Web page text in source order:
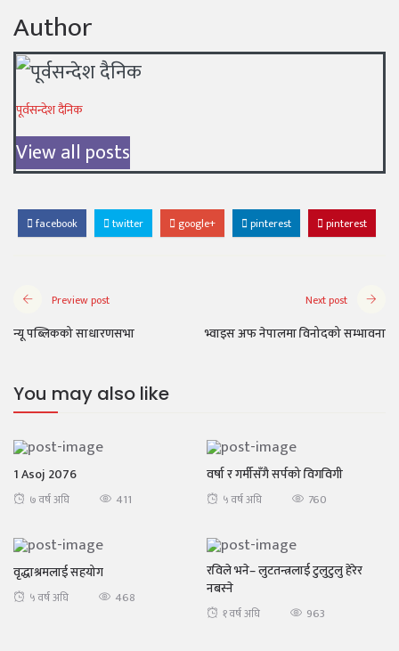
Author
पूर्वसन्देश दैनिक
View all posts
facebook twitter google+ pinterest pinterest
Preview post
न्यू पब्लिकको साधारणसभा
Next post
भ्वाइस अफ नेपालमा विनोदको सम्भावना
You may also like
1 Asoj 2076
७ वर्ष अघि 411
वर्षा र गर्मीसँगै सर्पको विगविगी
५ वर्ष अघि 760
वृद्धाश्रमलाई सहयोग
५ वर्ष अघि 468
रविले भने– लुटतन्त्रलाई टुलुटुलु हेरेर
नबस्ने
१ वर्ष अघि 963